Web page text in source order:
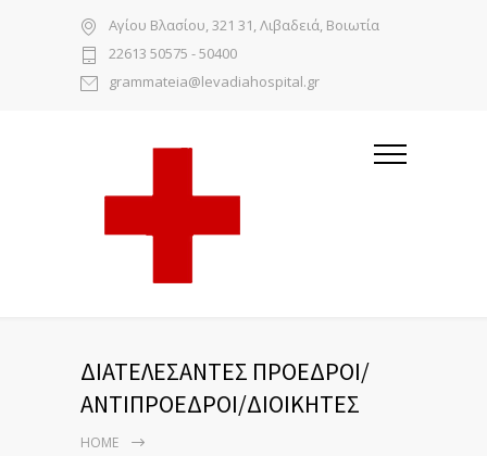
Αγίου Βλασίου, 321 31, Λιβαδειά, Βοιωτία
22613 50575 - 50400
grammateia@levadiahospital.gr
ΔΙΑΤΕΛΕΣΑΝΤΕΣ ΠΡΟΕΔΡΟΙ/
ΑΝΤΙΠΡΟΕΔΡΟΙ/ΔΙΟΙΚΗΤΕΣ
HOME